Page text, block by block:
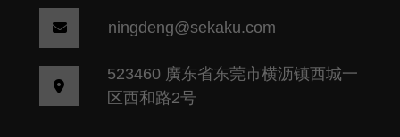
ningdeng@sekaku.com
523460 廣东省东莞市横沥镇西城一
区西和路2号